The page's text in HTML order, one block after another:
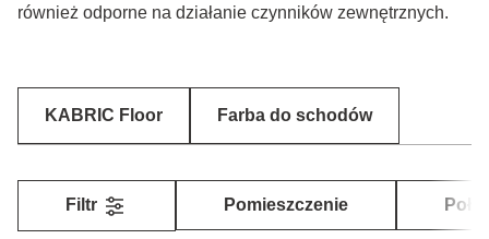
również odporne na działanie czynników zewnętrznych.
KABRIC Floor Farba do schodów
Filtr Pomieszczenie